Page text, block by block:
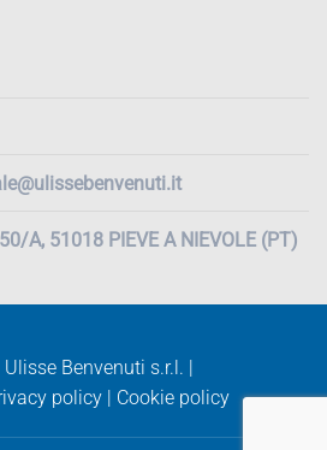
A, 51018 PIEVE A NIEVOLE (PT)
Benvenuti s.r.l. |
policy | Cookie policy